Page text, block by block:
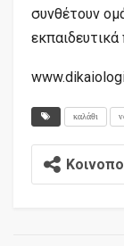
συνθέτουν
εκπαιδευτικά
καλάθι